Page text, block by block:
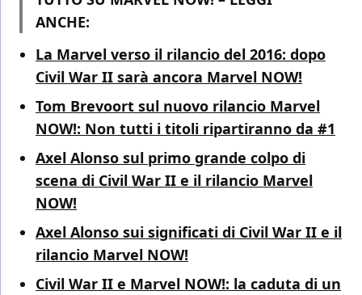
ANCHE:
La Marvel verso il rilancio del 2016: dopo
Civil War II sarà ancora Marvel NOW!
Tom Brevoort sul nuovo rilancio Marvel
NOW!: Non tutti i titoli ripartiranno da #1
Axel Alonso sul primo grande colpo di
scena di Civil War II e il rilancio Marvel
NOW!
Axel Alonso sui significati di Civil War II e il
rilancio Marvel NOW!
Civil War II e Marvel NOW!: la caduta di un